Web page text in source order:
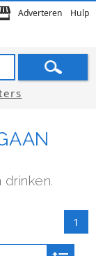
Adverteren Hulp
1